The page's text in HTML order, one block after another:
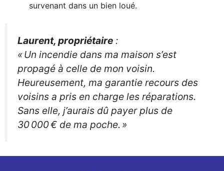
survenant dans un bien loué.
Laurent, propriétaire :
« Un incendie dans ma maison s’est
propagé à celle de mon voisin.
Heureusement, ma garantie recours des
voisins a pris en charge les réparations.
Sans elle, j’aurais dû payer plus de
30 000 € de ma poche. »